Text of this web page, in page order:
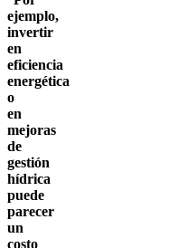
ejemplo,
invertir
en
eficiencia
energética
o
en
mejoras
de
gestión
hídrica
puede
parecer
un
costo